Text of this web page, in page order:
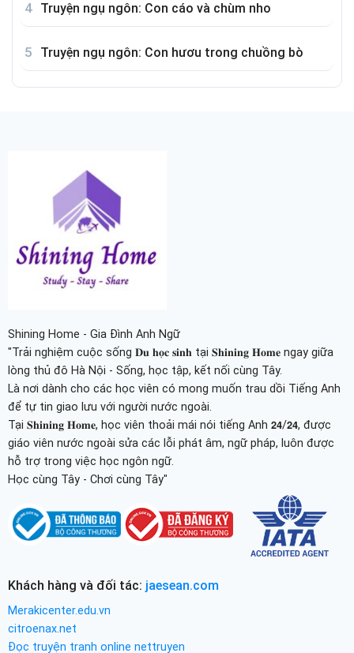
Truyện ngụ ngôn: Con cáo và chùm nho
Truyện ngụ ngôn: Con hươu trong chuồng bò
Shining Home - Gia Đình Anh Ngữ
"Trải nghiệm cuộc sống 𝐃𝐮 𝐡𝐨̣𝐜 𝐬𝐢𝐧𝐡 tại 𝐒𝐡𝐢𝐧𝐢𝐧𝐠 𝐇𝐨𝐦𝐞 ngay giữa
lòng thủ đô Hà Nội - Sống, học tập, kết nối cùng Tây.
Là nơi dành cho các học viên có mong muốn trau dồi Tiếng Anh
để tự tin giao lưu với người nước ngoài.
Tại 𝐒𝐡𝐢𝐧𝐢𝐧𝐠 𝐇𝐨𝐦𝐞, học viên thoải mái nói tiếng Anh 𝟮𝟰/𝟮𝟰, được
giáo viên nước ngoài sửa các lỗi phát âm, ngữ pháp, luôn được
hỗ trợ trong việc học ngôn ngữ.
Học cùng Tây - Chơi cùng Tây"
Khách hàng và đối tác: jaesean.com
Merakicenter.edu.vn
citroenax.net
Đọc truyện tranh online nettruyen